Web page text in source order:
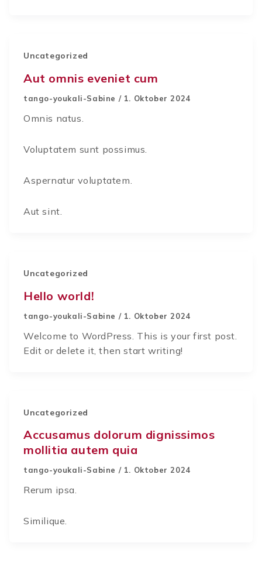
Uncategorized
Aut omnis eveniet cum
tango-youkali-Sabine / 1. Oktober 2024
Omnis natus.
Voluptatem sunt possimus.
Aspernatur voluptatem.
Aut sint.
Uncategorized
Hello world!
tango-youkali-Sabine / 1. Oktober 2024
Welcome to WordPress. This is your first post.
Edit or delete it, then start writing!
Uncategorized
Accusamus dolorum dignissimos
mollitia autem quia
tango-youkali-Sabine / 1. Oktober 2024
Rerum ipsa.
Similique.